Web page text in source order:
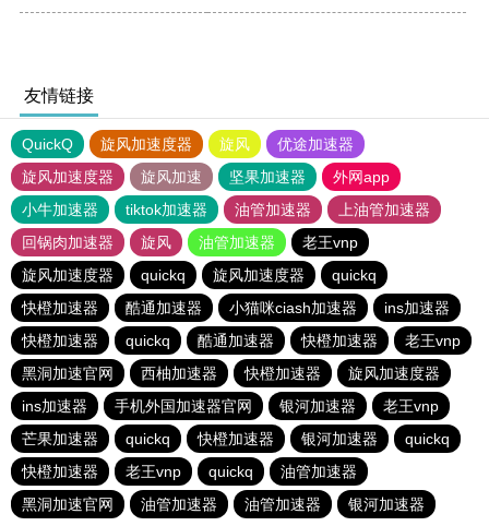
友情链接
QuickQ 旋风加速度器 旋风
优途加速器
旋风加速度器
旋风加速 坚果加速器
外网app
小牛加速器
tiktok加速器 油管加速器
上油管加速器
回锅肉加速器
旋风 油管加速器
老王vnp
旋风加速度器
quickq 旋风加速度器
quickq
快橙加速器
酷通加速器 小猫咪ciash加速器
ins加速器
快橙加速器
quickq 酷通加速器 快橙加速器
老王vnp
黑洞加速官网
西柚加速器 快橙加速器
旋风加速度器
ins加速器
手机外国加速器官网 银河加速器
老王vnp
芒果加速器
quickq 快橙加速器 银河加速器
quickq
快橙加速器
老王vnp quickq
油管加速器
黑洞加速官网
油管加速器 油管加速器 银河加速器